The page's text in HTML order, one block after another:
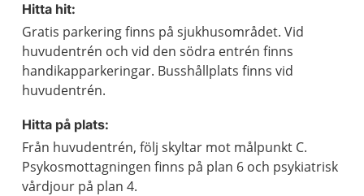
Hitta hit:
Gratis parkering finns på sjukhusområdet. Vid
huvudentrén och vid den södra entrén finns
handikapparkeringar. Busshållplats finns vid
huvudentrén.
Hitta på plats:
Från huvudentrén, följ skyltar mot målpunkt C.
Psykosmottagningen finns på plan 6 och psykiatrisk
vårdjour på plan 4.